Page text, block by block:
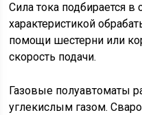
Сила тока подбирается в
характеристикой
помощи шестерни или
скорость подачи.
Газовые полуавтоматы
углекислым газом.